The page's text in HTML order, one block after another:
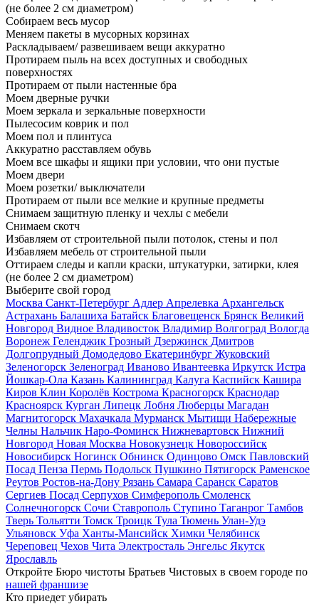
(не более 2 см диаметром)
Собираем весь мусор
Меняем пакеты в мусорных корзинах
Раскладываем/ развешиваем вещи аккуратно
Протираем пыль на всех доступных и свободных
поверхностях
Протираем от пыли настенные бра
Моем дверные ручки
Моем зеркала и зеркальные поверхности
Пылесосим коврик и пол
Моем пол и плинтуса
Аккуратно расставляем обувь
Моем все шкафы и ящики при условии, что они пустые
Моем двери
Моем розетки/ выключатели
Протираем от пыли все мелкие и крупные предметы
Снимаем защитную пленку и чехлы с мебели
Снимаем скотч
Избавляем от строительной пыли потолок, стены и пол
Избавляем мебель от строительной пыли
Оттираем следы и капли краски, штукатурки, затирки, клея
(не более 2 см диаметром)
Выберите свой город
Москва Санкт-Петербург Адлер Апрелевка Архангельск
Астрахань Балашиха Батайск Благовещенск Брянск Великий
Новгород Видное Владивосток Владимир Волгоград Вологда
Воронеж Геленджик Грозный Дзержинск Дмитров
Долгопрудный Домодедово Екатеринбург Жуковский
Зеленогорск Зеленоград Иваново Ивантеевка Иркутск Истра
Йошкар-Ола Казань Калининград Калуга Каспийск Кашира
Киров Клин Королёв Кострома Красногорск Краснодар
Красноярск Курган Липецк Лобня Люберцы Магадан
Магнитогорск Махачкала Мурманск Мытищи Набережные
Челны Нальчик Наро-Фоминск Нижневартовск Нижний
Новгород Новая Москва Новокузнецк Новороссийск
Новосибирск Ногинск Обнинск Одинцово Омск Павловский
Посад Пенза Пермь Подольск Пушкино Пятигорск Раменское
Реутов Ростов-на-Дону Рязань Самара Саранск Саратов
Сергиев Посад Серпухов Симферополь Смоленск
Солнечногорск Сочи Ставрополь Ступино Таганрог Тамбов
Тверь Тольятти Томск Троицк Тула Тюмень Улан-Удэ
Ульяновск Уфа Ханты-Мансийск Химки Челябинск
Череповец Чехов Чита Электросталь Энгельс Якутск
Ярославль
Откройте Бюро чистоты Братьев Чистовых в своем городе по
нашей франшизе
Кто приедет убирать